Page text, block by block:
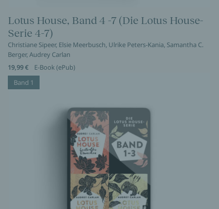
Lotus House, Band 4 -7 (Die Lotus House-
Serie 4-7)
Christiane Sipeer, Elsie Meerbusch, Ulrike Peters-Kania, Samantha C.
Berger, Audrey Carlan
19,99 €
E-Book (ePub)
Band 1